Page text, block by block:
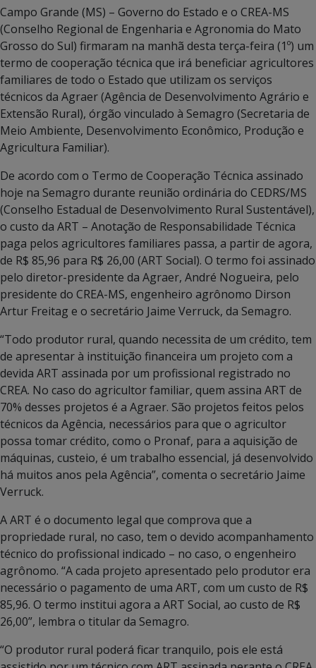
Campo Grande (MS) – Governo do Estado e o CREA-MS
(Conselho Regional de Engenharia e Agronomia do Mato
Grosso do Sul) firmaram na manhã desta terça-feira (1º) um
termo de cooperação técnica que irá beneficiar agricultores
familiares de todo o Estado que utilizam os serviços
técnicos da Agraer (Agência de Desenvolvimento Agrário e
Extensão Rural), órgão vinculado à Semagro (Secretaria de
Meio Ambiente, Desenvolvimento Econômico, Produção e
Agricultura Familiar).
De acordo com o Termo de Cooperação Técnica assinado
hoje na Semagro durante reunião ordinária do CEDRS/MS
(Conselho Estadual de Desenvolvimento Rural Sustentável),
o custo da ART – Anotação de Responsabilidade Técnica
paga pelos agricultores familiares passa, a partir de agora,
de R$ 85,96 para R$ 26,00 (ART Social). O termo foi assinado
pelo diretor-presidente da Agraer, André Nogueira, pelo
presidente do CREA-MS, engenheiro agrônomo Dirson
Artur Freitag e o secretário Jaime Verruck, da Semagro.
“Todo produtor rural, quando necessita de um crédito, tem
de apresentar à instituição financeira um projeto com a
devida ART assinada por um profissional registrado no
CREA. No caso do agricultor familiar, quem assina ART de
70% desses projetos é a Agraer. São projetos feitos pelos
técnicos da Agência, necessários para que o agricultor
possa tomar crédito, como o Pronaf, para a aquisição de
máquinas, custeio, é um trabalho essencial, já desenvolvido
há muitos anos pela Agência”, comenta o secretário Jaime
Verruck.
A ART é o documento legal que comprova que a
propriedade rural, no caso, tem o devido acompanhamento
técnico do profissional indicado – no caso, o engenheiro
agrônomo. “A cada projeto apresentado pelo produtor era
necessário o pagamento de uma ART, com um custo de R$
85,96. O termo institui agora a ART Social, ao custo de R$
26,00”, lembra o titular da Semagro.
“O produtor rural poderá ficar tranquilo, pois ele está